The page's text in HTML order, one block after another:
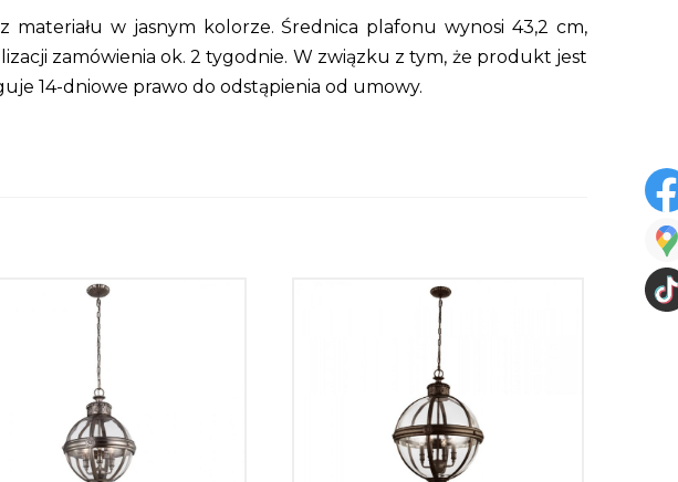
w jasnym kolorze. Średnica plafonu wynosi 43,2 cm,
zamówienia ok. 2 tygodnie. W związku z tym, że produkt jest
14-dniowe prawo do odstąpienia od umowy.